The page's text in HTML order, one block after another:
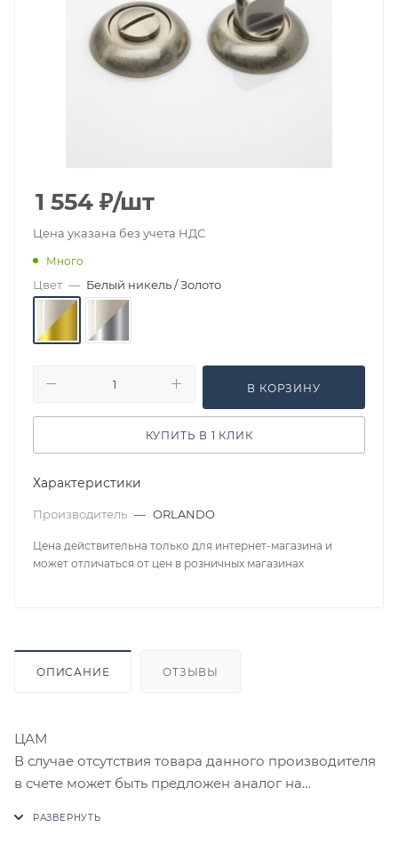
1 554 ₽/шт
Цена указана без учета НДС
Много
Цвет — Белый никель / Золото
В КОРЗИНУ
КУПИТЬ В 1 КЛИК
Характеристики
Производитель — ORLANDO
Цена действительна только для интернет-магазина и
может отличаться от цен в розничных магазинах
ОПИСАНИЕ ОТЗЫВЫ
ЦАМ
В случае отсутствия товара данного производителя
в счете может быть предложен аналог на